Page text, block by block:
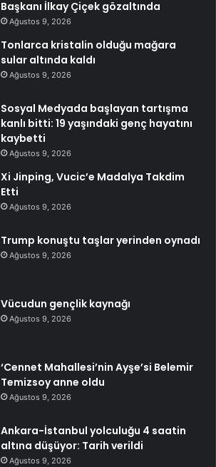
Başkanı İlkay Çiçek gözaltında
Ağustos 9, 2026
Tonlarca kristalin olduğu mağara
sular altında kaldı
Ağustos 9, 2026
Sosyal Medyada başlayan tartışma
kanlı bitti: 19 yaşındaki genç hayatını
kaybetti
Ağustos 9, 2026
Xi Jinping, Vucic’e Madalya Takdim
Etti
Ağustos 9, 2026
Trump konuştu taşlar yerinden oynadı
Ağustos 9, 2026
Vücudun gençlik kaynağı
Ağustos 9, 2026
‘Cennet Mahallesi’nin Ayşe’si Belemir
Temizsoy anne oldu
Ağustos 9, 2026
Ankara-İstanbul yolculuğu 4 saatin
altına düşüyor: Tarih verildi
Ağustos 9, 2026